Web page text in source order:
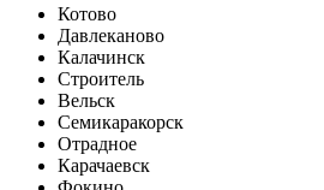
Котово
Давлеканово
Калачинск
Строитель
Вельск
Семикаракорск
Отрадное
Карачаевск